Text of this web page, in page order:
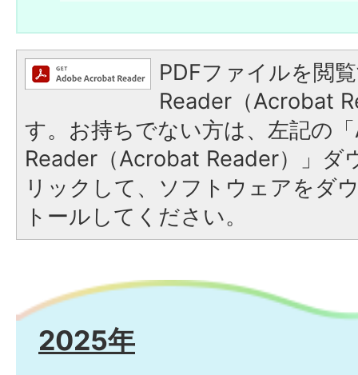
PDFファイルを閲
Reader（Acrobat
す。お持ちでない方は、左記の
Reader（Acrobat Reader）」ダ
リックして、ソフトウェアをダ
トールしてください。
2025年